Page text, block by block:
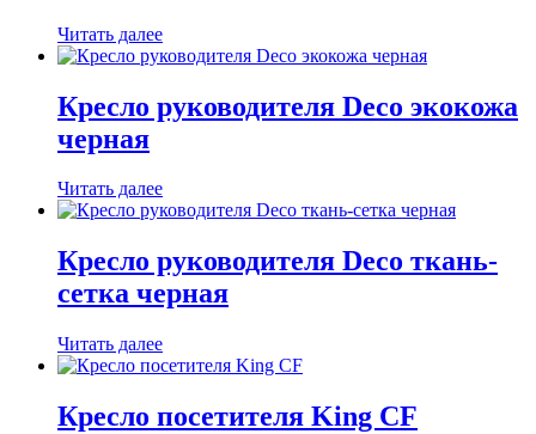
Читать далее
Кресло руководителя Deco экокожа
черная
Читать далее
Кресло руководителя Deco ткань-
сетка черная
Читать далее
Кресло посетителя King CF